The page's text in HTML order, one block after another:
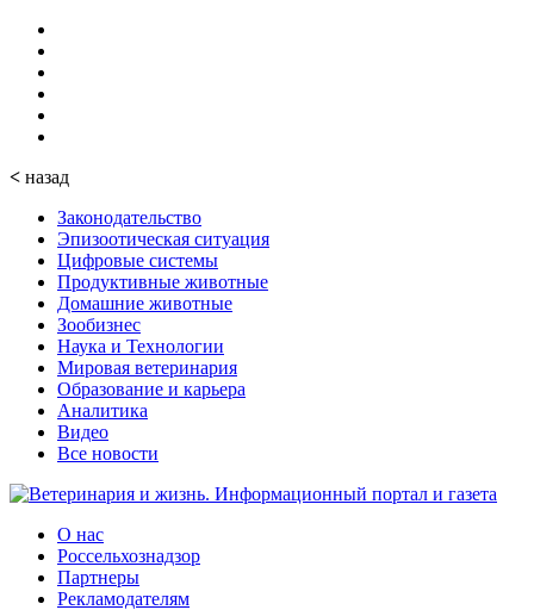
< назад
Законодательство
Эпизоотическая ситуация
Цифровые системы
Продуктивные животные
Домашние животные
Зообизнес
Наука и Технологии
Мировая ветеринария
Образование и карьера
Аналитика
Видео
Все новости
О нас
Россельхознадзор
Партнеры
Рекламодателям